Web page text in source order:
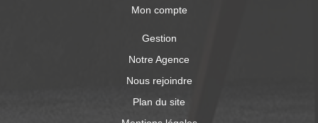
Mon compte
Gestion
Notre Agence
Nous rejoindre
Plan du site